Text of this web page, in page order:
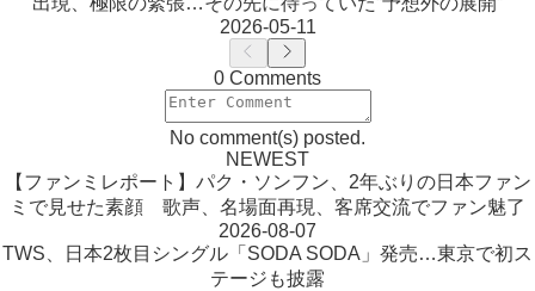
2026-05-11
0 Comments
No comment(s) posted.
NEWEST
【ファンミレポート】パク・ソンフン、2年ぶりの日本ファン
ミで見せた素顔 歌声、名場面再現、客席交流でファン魅了
2026-08-07
TWS、日本2枚目シングル「SODA SODA」発売…東京で初ス
テージも披露